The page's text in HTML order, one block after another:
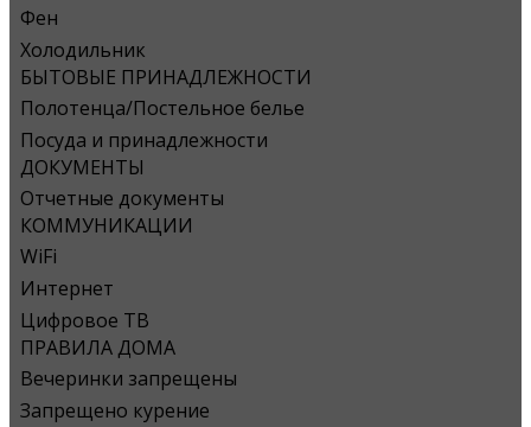
Фен
Холодильник
БЫТОВЫЕ ПРИНАДЛЕЖНОСТИ
Полотенца/Постельное белье
Посуда и принадлежности
ДОКУМЕНТЫ
Отчетные документы
КОММУНИКАЦИИ
WiFi
Интернет
Цифровое ТВ
ПРАВИЛА ДОМА
Вечеринки запрещены
Запрещено курение